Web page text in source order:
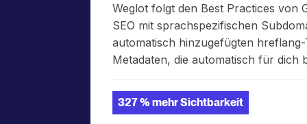
Weglot folgt den Best Practices von
SEO mit sprachspezifischen
automatisch hinzugefügten
Metadaten, die automatisch für dich
327 % mehr Sichtbarkeit